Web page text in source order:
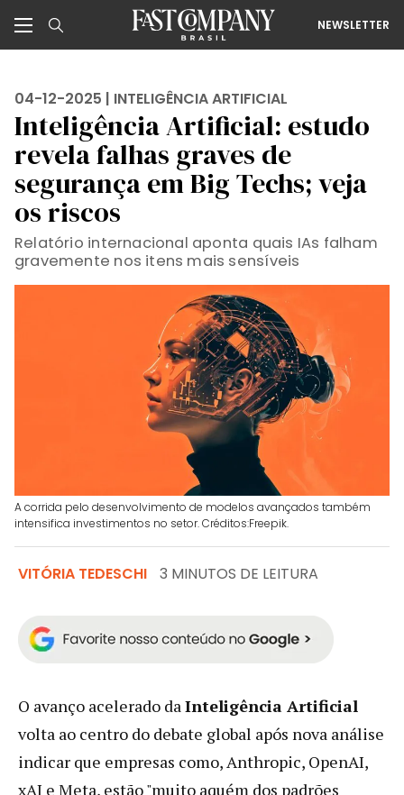
NEWSLETTER
04-12-2025 | INTELIGÊNCIA ARTIFICIAL
Inteligência Artificial: estudo
revela falhas graves de
segurança em Big Techs; veja
os riscos
Relatório internacional aponta quais IAs falham
gravemente nos itens mais sensíveis
A corrida pelo desenvolvimento de modelos avançados também
intensifica investimentos no setor. Créditos:Freepik.
VITÓRIA TEDESCHI 3 MINUTOS DE LEITURA
O avanço acelerado daInteligência Artificial
volta ao centro do debate global após nova análise
indicar que empresas como, Anthropic, OpenAI,
xAI e Meta, estão "muito aquém dos padrões